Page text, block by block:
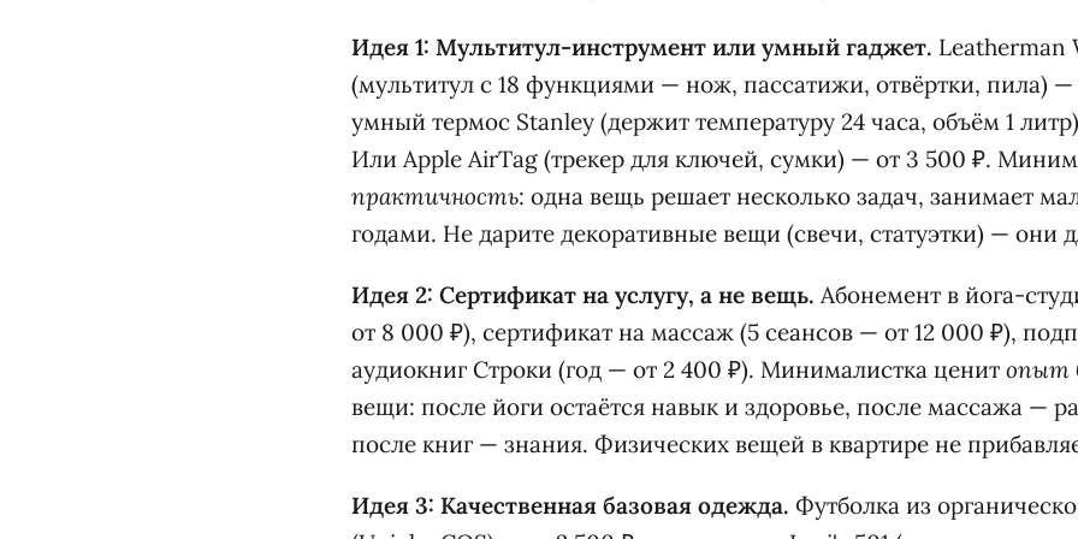
Идея 1: Мультитул-инструмент или умный гаджет. Leatherman
(мультитул с 18 функциями — нож, пассатижи, отвёртки, пила)
умный термос Stanley (держит температуру 24 часа, объём 1
Или Apple AirTag (трекер для ключей, сумки) — от 3 500 ₽.
практичность: одна вещь решает несколько задач, занимает
годами. Не дарите декоративные вещи (свечи, статуэтки) — они
Идея 2: Сертификат на услугу, а не вещь. Абонемент в йога-
от 8 000 ₽), сертификат на массаж (5 сеансов — от 12 000 ₽),
аудиокниг Строки (год — от 2 400 ₽). Минималистка ценит опыт
вещи: после йоги остаётся навык и здоровье, после массажа —
после книг — знания. Физических вещей в квартире не
Идея 3: Качественная базовая одежда. Футболка из